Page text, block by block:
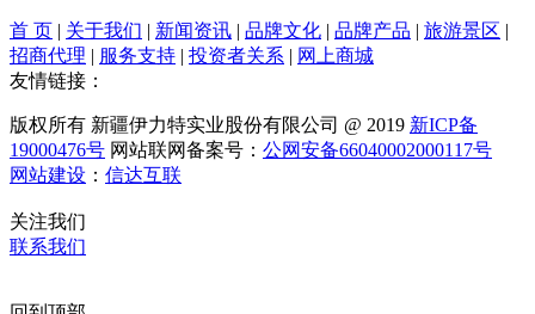
首 页 | 关于我们 | 新闻资讯 | 品牌文化 | 品牌产品 | 旅游景区 |
招商代理 | 服务支持 | 投资者关系 | 网上商城
友情链接：
版权所有 新疆伊力特实业股份有限公司 @ 2019 新ICP备
19000476号 网站联网备案号： 公网安备66040002000117号
网站建设 ： 信达互联
关注我们
联系我们